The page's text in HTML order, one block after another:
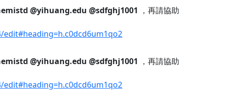
@yihuang.edu @sdfghj1001 ，再請協助
edit#heading=h.c0dcd6um1qo2
@yihuang.edu @sdfghj1001 ，再請協助
edit#heading=h.c0dcd6um1qo2